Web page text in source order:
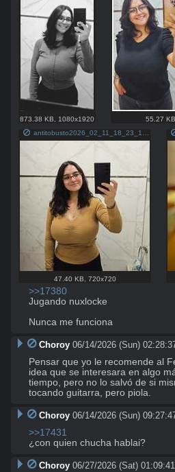
873.38 KB 1080x1920 55.27 KB
47.40 KB 720x720
>>17380
Jugando nuxlocke
Nunca me funciona
Choroy 06/14/2026 (Sun)
Pensar que yo le recomende al
idea que se interesara en algo
tiempo, pero no lo salvó de si
tocando guitarra, pero piola.
Choroy 06/14/2026 (Sun)
>>17431
¿con quien chucha hablai?
Choroy 06/27/2026 (Sat) 01:09:41